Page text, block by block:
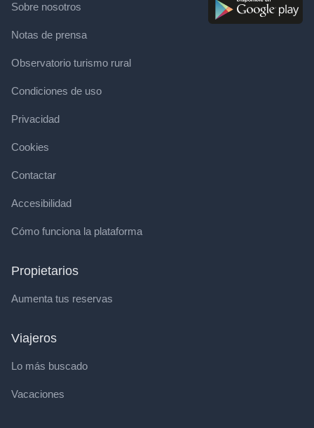
Sobre nosotros
Notas de prensa
Observatorio turismo rural
Condiciones de uso
Privacidad
Cookies
Contactar
Accesibilidad
Cómo funciona la plataforma
Propietarios
Aumenta tus reservas
Viajeros
Lo más buscado
Vacaciones